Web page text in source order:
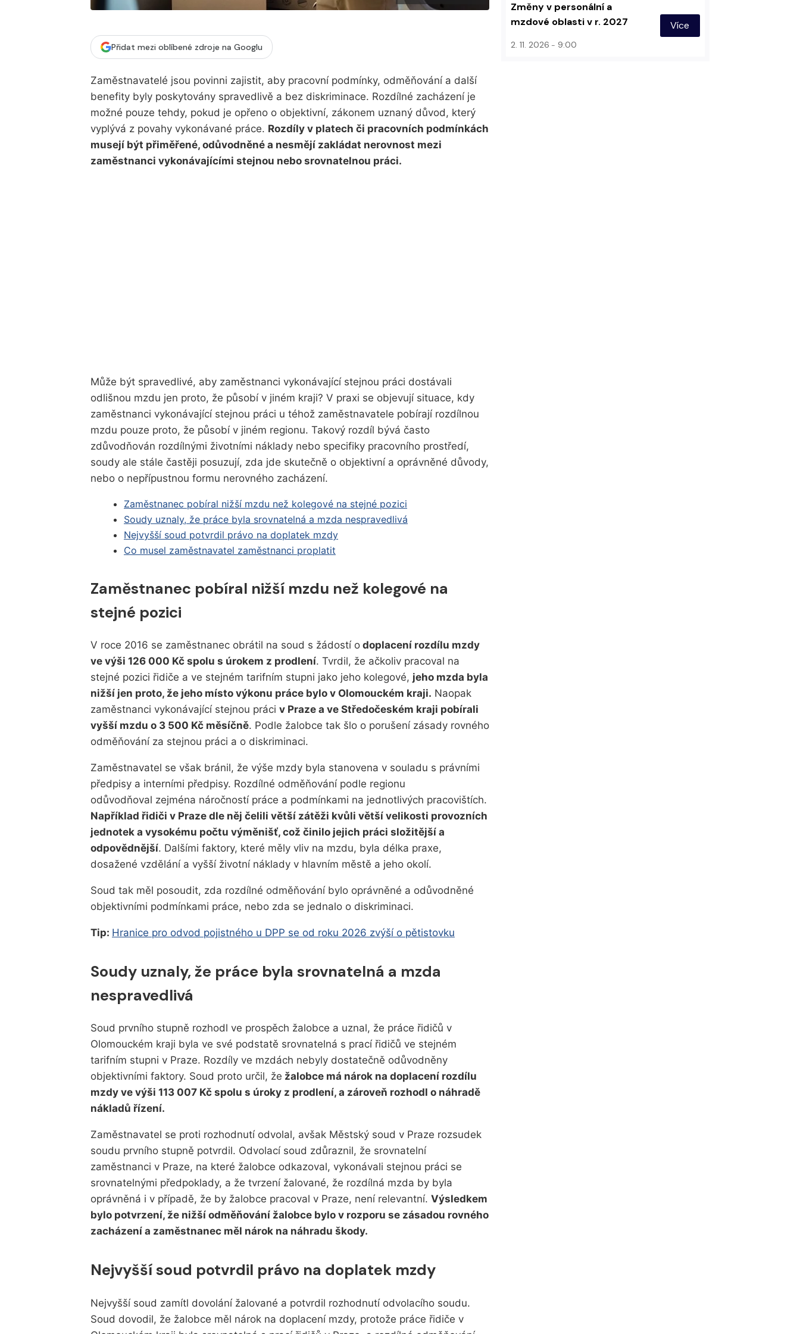
Přidat mezi oblíbené zdroje na Googlu
Zaměstnavatelé jsou povinni zajistit, aby pracovní podmínky, odměňování a další
benefity byly poskytovány spravedlivě a bez diskriminace. Rozdílné zacházení je
možné pouze tehdy, pokud je opřeno o objektivní, zákonem uznaný důvod, který
vyplývá z povahy vykonávané práce. Rozdíly v platech či pracovních podmínkách
musejí být přiměřené, odůvodněné a nesmějí zakládat nerovnost mezi
zaměstnanci vykonávajícími stejnou nebo srovnatelnou práci.
Může být spravedlivé, aby zaměstnanci vykonávající stejnou práci dostávali
odlišnou mzdu jen proto, že působí v jiném kraji? V praxi se objevují situace, kdy
zaměstnanci vykonávající stejnou práci u téhož zaměstnavatele pobírají rozdílnou
mzdu pouze proto, že působí v jiném regionu. Takový rozdíl bývá často
zdůvodňován rozdílnými životními náklady nebo specifiky pracovního prostředí,
soudy ale stále častěji posuzují, zda jde skutečně o objektivní a oprávněné důvody,
nebo o nepřípustnou formu nerovného zacházení.
Zaměstnanec pobíral nižší mzdu než kolegové na stejné pozici
Soudy uznaly, že práce byla srovnatelná a mzda nespravedlivá
Nejvyšší soud potvrdil právo na doplatek mzdy
Co musel zaměstnavatel zaměstnanci proplatit
Zaměstnanec pobíral nižší mzdu než kolegové na
stejné pozici
V roce 2016 se zaměstnanec obrátil na soud s žádostí o doplacení rozdílu mzdy
ve výši 126 000 Kč spolu s úrokem z prodlení. Tvrdil, že ačkoliv pracoval na
stejné pozici řidiče a ve stejném tarifním stupni jako jeho kolegové, jeho mzda byla
nižší jen proto, že jeho místo výkonu práce bylo v Olomouckém kraji. Naopak
zaměstnanci vykonávající stejnou práci v Praze a ve Středočeském kraji pobírali
vyšší mzdu o 3 500 Kč měsíčně. Podle žalobce tak šlo o porušení zásady rovného
odměňování za stejnou práci a o diskriminaci.
Zaměstnavatel se však bránil, že výše mzdy byla stanovena v souladu s právními
předpisy a interními předpisy. Rozdílné odměňování podle regionu
odůvodňoval zejména náročností práce a podmínkami na jednotlivých pracovištích.
Například řidiči v Praze dle něj čelili větší zátěži kvůli větší velikosti provozních
jednotek a vysokému počtu výměnišť, což činilo jejich práci složitější a
odpovědnější. Dalšími faktory, které měly vliv na mzdu, byla délka praxe,
dosažené vzdělání a vyšší životní náklady v hlavním městě a jeho okolí.
Soud tak měl posoudit, zda rozdílné odměňování bylo oprávněné a odůvodněné
objektivními podmínkami práce, nebo zda se jednalo o diskriminaci.
Tip: Hranice pro odvod pojistného u DPP se od roku 2026 zvýší o pětistovku
Soudy uznaly, že práce byla srovnatelná a mzda
nespravedlivá
Soud prvního stupně rozhodl ve prospěch žalobce a uznal, že práce řidičů v
Olomouckém kraji byla ve své podstatě srovnatelná s prací řidičů ve stejném
tarifním stupni v Praze. Rozdíly ve mzdách nebyly dostatečně odůvodněny
objektivními faktory. Soud proto určil, že žalobce má nárok na doplacení rozdílu
mzdy ve výši 113 007 Kč spolu s úroky z prodlení, a zároveň rozhodl o náhradě
nákladů řízení.
Zaměstnavatel se proti rozhodnutí odvolal, avšak Městský soud v Praze rozsudek
soudu prvního stupně potvrdil. Odvolací soud zdůraznil, že srovnatelní
zaměstnanci v Praze, na které žalobce odkazoval, vykonávali stejnou práci se
srovnatelnými předpoklady, a že tvrzení žalované, že rozdílná mzda by byla
oprávněná i v případě, že by žalobce pracoval v Praze, není relevantní. Výsledkem
bylo potvrzení, že nižší odměňování žalobce bylo v rozporu se zásadou rovného
zacházení a zaměstnanec měl nárok na náhradu škody.
Nejvyšší soud potvrdil právo na doplatek mzdy
Nejvyšší soud zamítl dovolání žalované a potvrdil rozhodnutí odvolacího soudu.
Soud dovodil, že žalobce měl nárok na doplacení mzdy, protože práce řidiče v
Změny v personální a
mzdové oblasti v r. 2027
2. 11. 2026 9:00
Více